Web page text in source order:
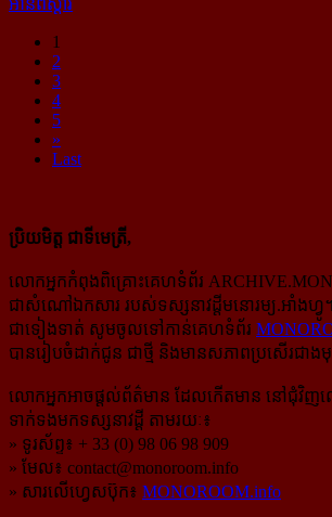
1
2
3
4
5
»
Last
ប្រិយមិត្ត ជាទីមេត្រី,
លោកអ្នកកំពុងពិគ្រោះគេហទំព័រ
ជាសំណៅឯកសារ របស់ទស្សនាវដ្ដីមនោរម្យ.អាំងហ្វូ។
ជាទៀងទាត់ សូមចូលទៅកាន់​គេហទំព័រ
បានរៀបចំដាក់ជូន ជាថ្មី និងមានសភាពប្រសើរជាង
លោកអ្នកអាចផ្ដល់ព័ត៌មាន ដែលកើតមាន នៅជុំវិញ
ទាក់ទងមកទស្សនាវដ្ដី តាមរយៈ៖
» ទូរស័ព្ទ៖ + 33 (0) 98 06 98 909
» មែល៖ contact@monoroom.info
» សារលើហ្វេសប៊ុក៖ MONOROOM.info